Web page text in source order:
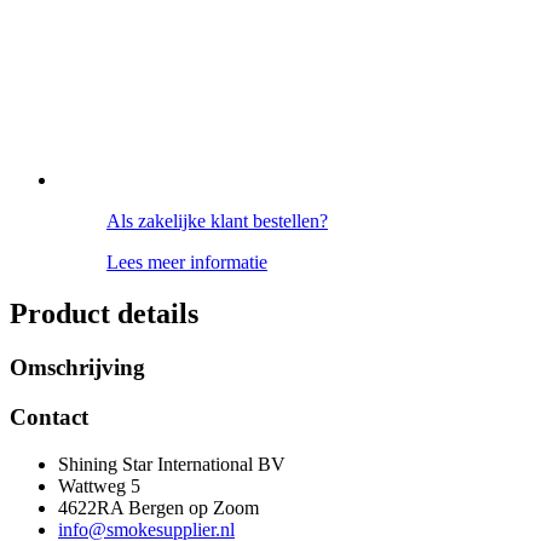
Als zakelijke klant bestellen?
Lees meer informatie
Product details
Omschrijving
Contact
Shining Star International BV
Wattweg 5
4622RA Bergen op Zoom
info@smokesupplier.nl